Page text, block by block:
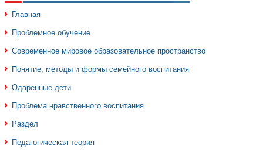
Главная
Проблемное обучение
Современное мировое образовательное пространство
Понятие, методы и формы семейного воспитания
Одаренные дети
Проблема нравственного воспитания
Раздел
Педагогическая теория